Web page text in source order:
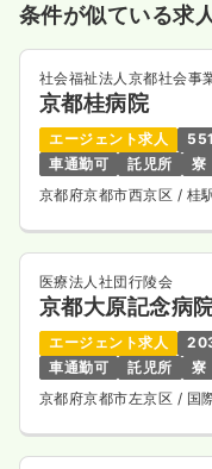
気になる
日勤のみ（パート）
給与 時給1,900〜
条件が似ている求
社会福祉法人京都社会事
京都桂病院
エージェント求人
車通勤可
託児所
寮
京都府京都市西京区 / 桂
医療法人社団行陵会
京都大原記念病
エージェント求人
車通勤可
託児所
寮
京都府京都市左京区 / 国